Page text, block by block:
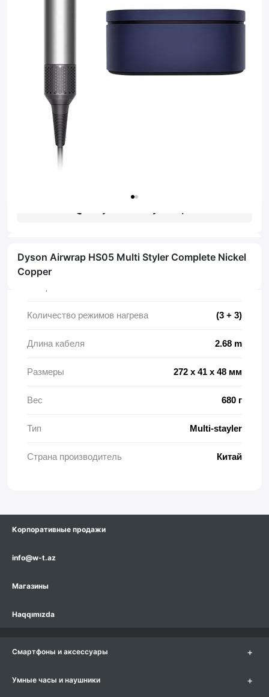
Dyson Airwrap HS05 Multi Styler Complete Nickel
Copper
Гарантия: 1 год
Характеристики
Количество режимов нагрева (3 + 3)
Длина кабеля 2.68 m
Размеры 272 х 41 х 48 мм
Вес 680 г
Тип Multi-stayler
Страна производитель Китай
Корпоративные продажи
info@w-t.az
Магазины
Haqqımızda
Смартфоны и аксессуары +
Умные часы и наушники +